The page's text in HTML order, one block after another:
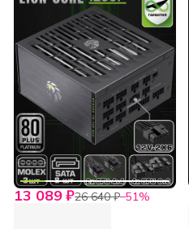
13 089 ₽26 640 ₽−51%